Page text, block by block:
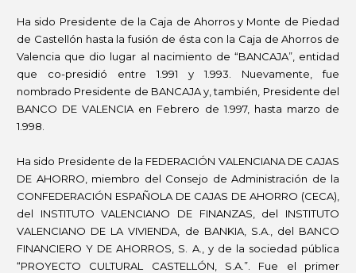
Ha sido Presidente de la Caja de Ahorros y Monte de Piedad
de Castellón hasta la fusión de ésta con la Caja de Ahorros de
Valencia que dio lugar al nacimiento de “BANCAJA”, entidad
que co-presidió entre 1.991 y 1.993. Nuevamente, fue
nombrado Presidente de BANCAJA y, también, Presidente del
BANCO DE VALENCIA en Febrero de 1.997, hasta marzo de
1.998.
Ha sido Presidente de la FEDERACIÓN VALENCIANA DE CAJAS
DE AHORRO, miembro del Consejo de Administración de la
CONFEDERACIÓN ESPAÑOLA DE CAJAS DE AHORRO (CECA),
del INSTITUTO VALENCIANO DE FINANZAS, del INSTITUTO
VALENCIANO DE LA VIVIENDA, de BANKIA, S.A., del BANCO
FINANCIERO Y DE AHORROS, S. A., y de la sociedad pública
“PROYECTO CULTURAL CASTELLÓN, S.A.”. Fue el primer